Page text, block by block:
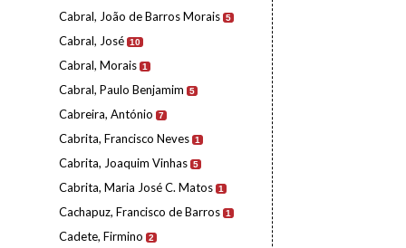
Cabral, João de Barros Morais 5
Cabral, José 10
Cabral, Morais 1
Cabral, Paulo Benjamim 5
Cabreira, António 7
Cabrita, Francisco Neves 1
Cabrita, Joaquim Vinhas 5
Cabrita, Maria José C. Matos 1
Cachapuz, Francisco de Barros 1
Cadete, Firmino 2